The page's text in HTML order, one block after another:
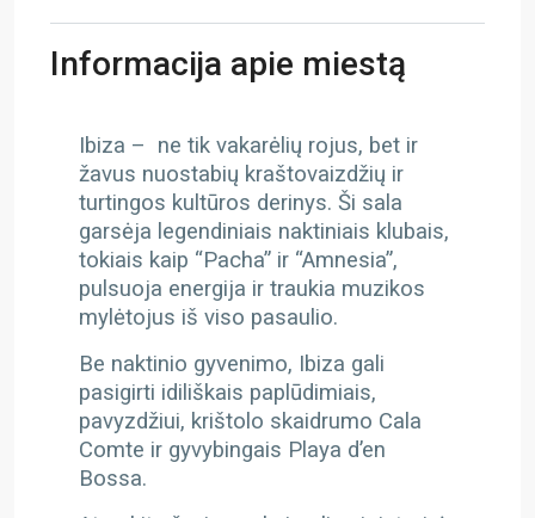
Informacija apie miestą
Ibiza – ne tik vakarėlių rojus, bet ir
žavus nuostabių kraštovaizdžių ir
turtingos kultūros derinys. Ši sala
garsėja legendiniais naktiniais klubais,
tokiais kaip “Pacha” ir “Amnesia”,
pulsuoja energija ir traukia muzikos
mylėtojus iš viso pasaulio.
Be naktinio gyvenimo, Ibiza gali
pasigirti idiliškais paplūdimiais,
pavyzdžiui, krištolo skaidrumo Cala
Comte ir gyvybingais Playa d’en
Bossa.